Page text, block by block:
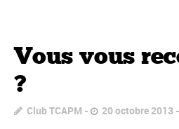
Vous vous
?
Club TCAPM 20 octobre 2013